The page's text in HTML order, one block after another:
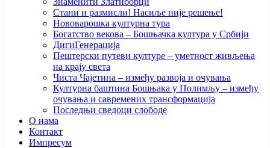
Стани и размисли! Насиље није решење!
Нововарошка културна тура
Богатство векова – Бошњачка култура у Србији
ДигиГенерација
Пештерски путеви културе – уметност живљења
на крају света
Чиста Чајетина – између развоја и очувања
Културна баштина Бошњака у Полимљу – између
очувања и савремених трансформација
Последњи сведоци слободе
О нама
Контакт
Импресум